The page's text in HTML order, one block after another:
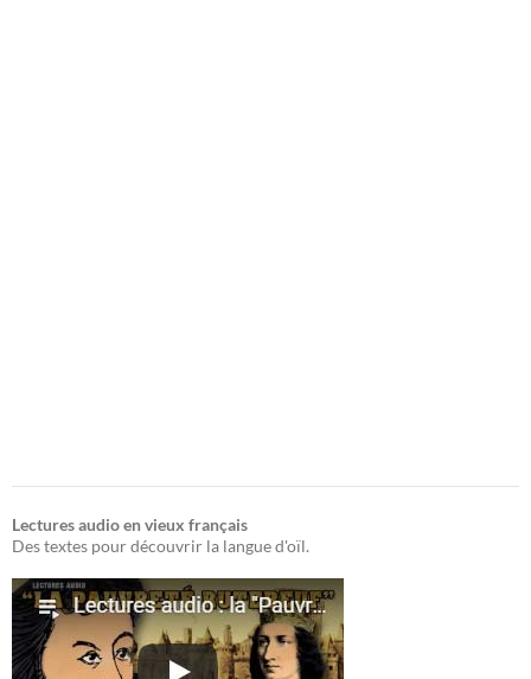
Lectures audio en vieux français
Des textes pour découvrir la langue d'oïl.